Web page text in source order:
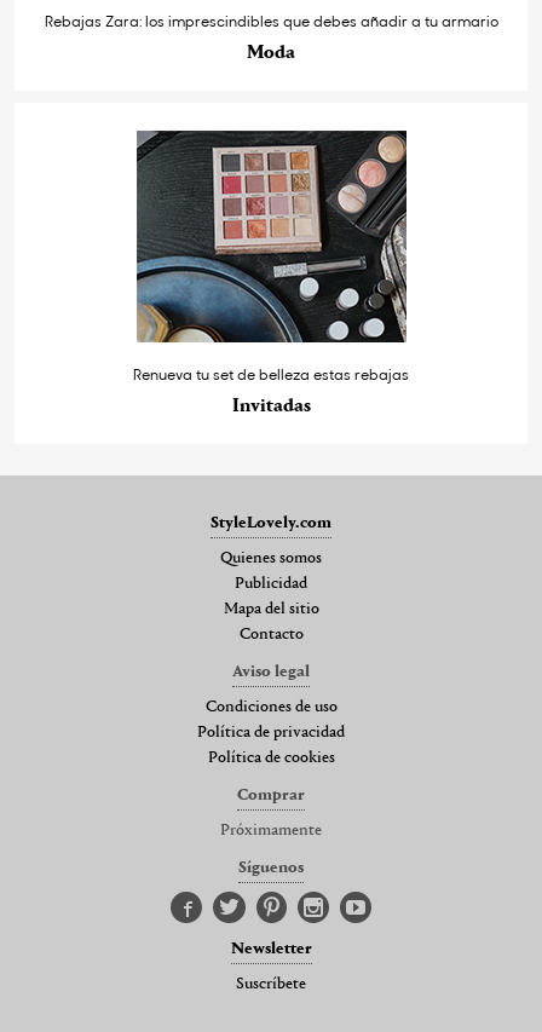
Rebajas Zara: los imprescindibles que debes añadir a tu armario
Moda
Renueva tu set de belleza estas rebajas
Invitadas
StyleLovely.com
Quienes somos
Publicidad
Mapa del sitio
Contacto
Aviso legal
Condiciones de uso
Política de privacidad
Política de cookies
Comprar
Próximamente
Síguenos
Newsletter
Suscríbete